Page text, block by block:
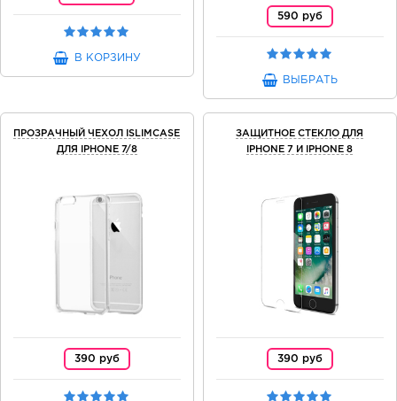
В КОРЗИНУ
590 руб
ВЫБРАТЬ
ПРОЗРАЧНЫЙ ЧЕХОЛ ISLIMCASE
ДЛЯ IPHONE 7/8
390 руб
ЗАЩИТНОЕ СТЕКЛО ДЛЯ
IPHONE 7 И IPHONE 8
390 руб